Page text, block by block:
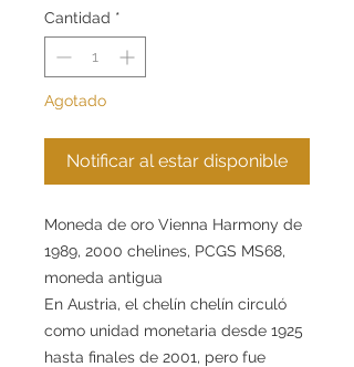
Cantidad *
Agotado
Notificar al estar disponible
Moneda de oro Vienna Harmony de
1989, 2000 chelines, PCGS MS68,
moneda antigua
En Austria, el chelín chelín circuló
como unidad monetaria desde 1925
hasta finales de 2001, pero fue